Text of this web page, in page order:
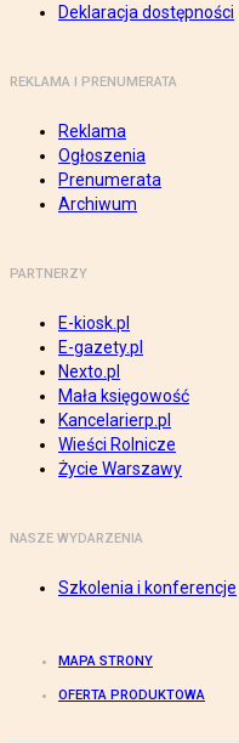
Deklaracja dostępności
REKLAMA I PRENUMERATA
Reklama
Ogłoszenia
Prenumerata
Archiwum
PARTNERZY
E-kiosk.pl
E-gazety.pl
Nexto.pl
Mała księgowość
Kancelarierp.pl
Wieści Rolnicze
Życie Warszawy
NASZE WYDARZENIA
Szkolenia i konferencje
MAPA STRONY
OFERTA PRODUKTOWA